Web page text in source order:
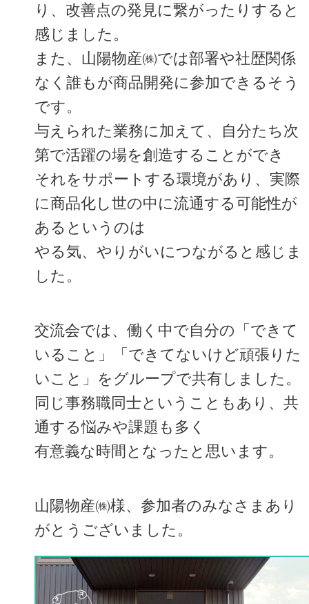
り、改善点の発見に繋がったりすると
感じました。
また、山陽物産㈱では部署や社歴関係
なく誰もが商品開発に参加できるそう
です。
与えられた業務に加えて、自分たち次
第で活躍の場を創造することができ
それをサポートする環境があり、実際
に商品化し世の中に流通する可能性が
あるというのは
やる気、やりがいにつながると感じま
した。
交流会では、働く中で自分の「できて
いること」「できてないけど頑張りた
いこと」をグループで共有しました。
同じ事務職同士ということもあり、共
通する悩みや課題も多く
有意義な時間となったと思います。
山陽物産㈱様、参加者のみなさまあり
がとうございました。